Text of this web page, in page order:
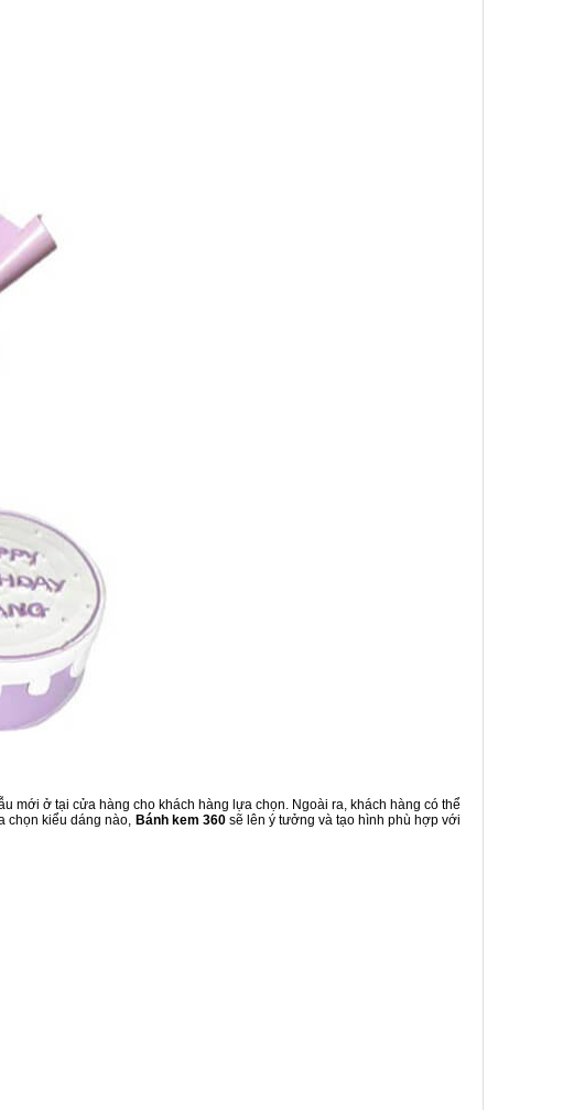
mới ở tại cửa hàng cho khách hàng lựa chọn. Ngoài ra, khách hàng có thể
chọn kiểu dáng nào, Bánh kem 360sẽ lên ý tưởng và tạo hình phù hợp với